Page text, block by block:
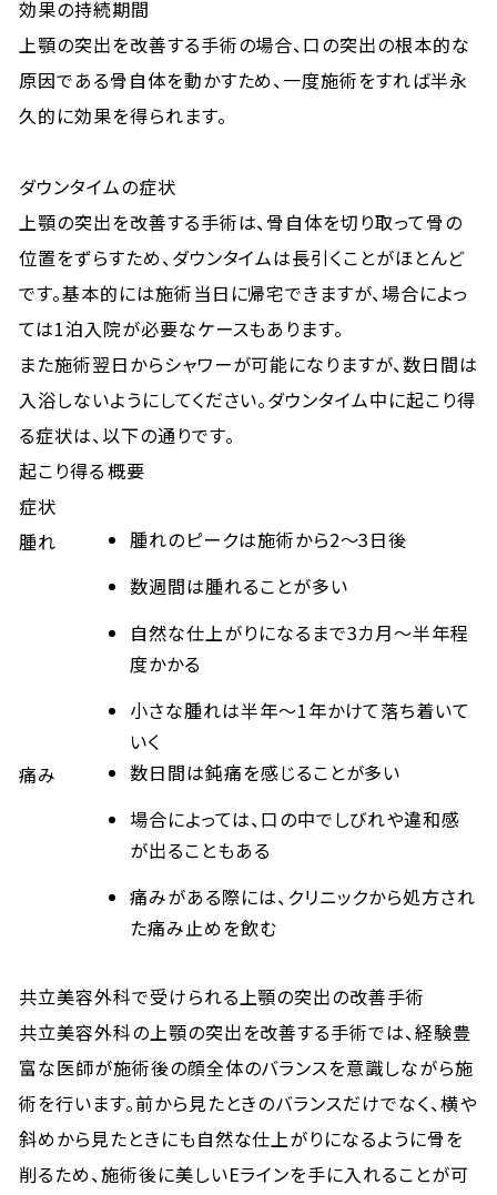
効果の持続期間
上顎の突出を改善する手術の場合、口の突出の根本的な
原因である骨自体を動かすため、一度施術をすれば半永
久的に効果を得られます。
ダウンタイムの症状
上顎の突出を改善する手術は、骨自体を切り取って骨の
位置をずらすため、ダウンタイムは長引くことがほとんど
です。基本的には施術当日に帰宅できますが、場合によっ
ては1泊入院が必要なケースもあります。
また施術翌日からシャワーが可能になりますが、数日間は
入浴しないようにしてください。ダウンタイム中に起こり得
る症状は、以下の通りです。
起こり得る
症状
概要
腫れ
腫れのピークは施術から2～3日後
数週間は腫れることが多い
自然な仕上がりになるまで3カ月～半年程
度かかる
小さな腫れは半年～1年かけて落ち着いて
いく
痛み
数日間は鈍痛を感じることが多い
場合によっては、口の中でしびれや違和感
が出ることもある
痛みがある際には、クリニックから処方され
た痛み止めを飲む
共立美容外科で受けられる上顎の突出の改善手術
共立美容外科の上顎の突出を改善する手術では、経験豊
富な医師が施術後の顔全体のバランスを意識しながら施
術を行います。前から見たときのバランスだけでなく、横や
斜めから見たときにも自然な仕上がりになるように骨を
削るため、施術後に美しいEラインを手に入れることが可